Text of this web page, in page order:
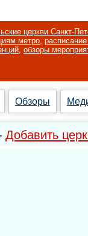
церкви Санкт-
метро,
, обзоры
Обзоры
Добавить